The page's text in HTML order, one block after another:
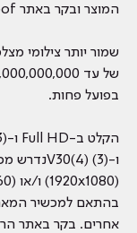
המוצר ובקר באתר SanDisk Proof למידע נוסף ומגבלות.
שמור יותר צילומי
בפועל פחות.
בהתאם למכשיר